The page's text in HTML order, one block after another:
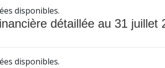
disponibles.
détaillée au 31 juillet
disponibles.